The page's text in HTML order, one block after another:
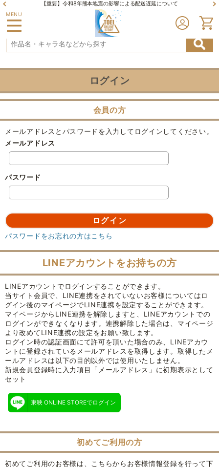
【重要】令和8年熊本地震の影響による配送遅延について
MENU
ログイン
会員の方
メールアドレスとパスワードを入力してログインしてください。
メールアドレス
パスワード
パスワードをお忘れの方はこちら
LINEアカウントをお持ちの方
LINEアカウントでログインすることができます。
当サイト会員で、LINE連携をされていないお客様についてはロ
グイン後のマイページでLINE連携を設定することができます。
マイページからLINE連携を解除しますと、LINEアカウントでの
ログインができなくなります。連携解除した場合は、マイページ
より改めてLINE連携の設定をお願い致します。
ログイン時の認証画面にて許可を頂いた場合のみ、LINEアカウ
ントに登録されているメールアドレスを取得します。取得したメ
ールアドレスは以下の目的以外では使用いたしません。
新規会員登録時に入力項目「メールアドレス」に初期表示として
セット
東映 ONLINE STOREでログイン
初めてご利用の方
初めてご利用のお客様は、こちらからお客様情報登録を行って下